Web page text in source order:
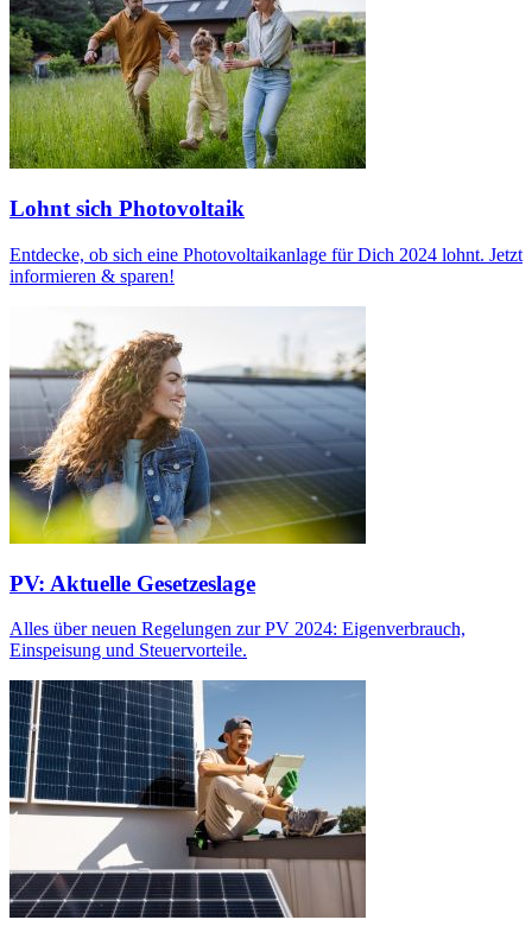
Lohnt sich Photovoltaik
Entdecke, ob sich eine Photovoltaikanlage für Dich 2024 lohnt. Jetzt
informieren & sparen!
PV: Aktuelle Gesetzeslage
Alles über neuen Regelungen zur PV 2024: Eigenverbrauch,
Einspeisung und Steuervorteile.